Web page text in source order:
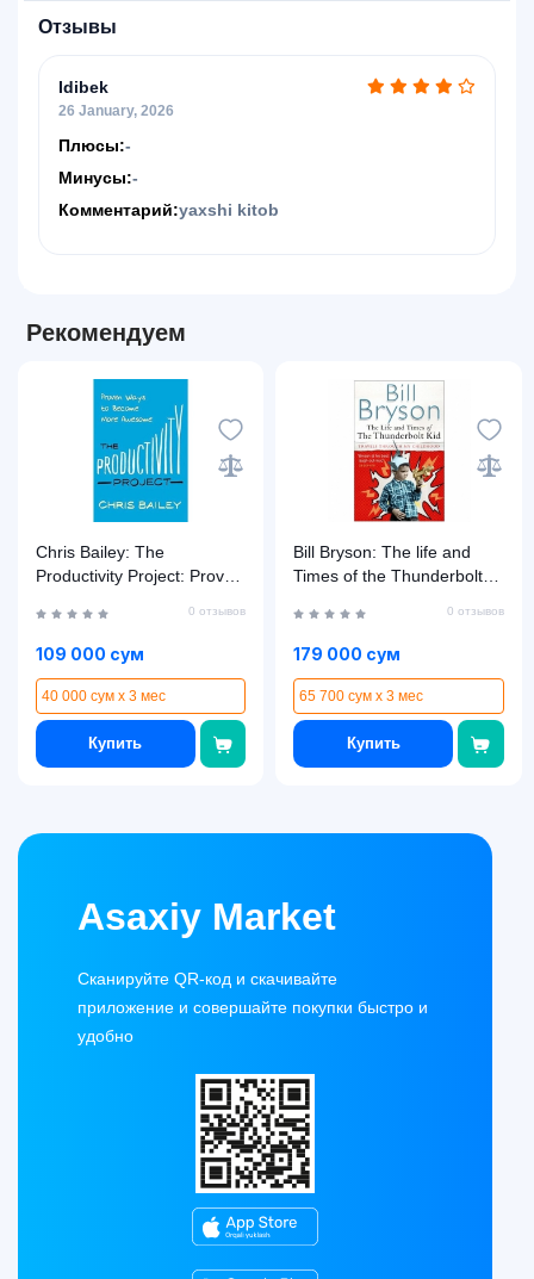
Отзывы
Idibek
26 January, 2026
Плюсы:-
Минусы:-
Комментарий:yaxshi kitob
Рекомендуем
Chris Bailey: The
Productivity Project: Proven
Awesome
0 отзывов
109 000 сум
40 000 сум x 3 мес
Купить
Bill Bryson: The life and
Times of the Thunderbolt
0 отзывов
179 000 сум
65 700 сум x 3 мес
Купить
Asaxiy Market
Сканируйте QR-код и скачивайте
приложение и совершайте покупки быстро и
удобно